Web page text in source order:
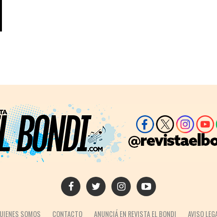
SOMOS CONTACTO ANUNCIÁ EN REVISTA EL BONDI AVISO